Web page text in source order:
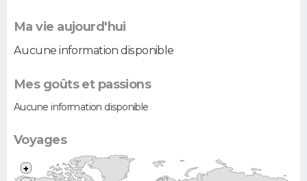
Ma vie aujourd'hui
Aucune information disponible
Mes goûts et passions
Aucune information disponible
Voyages
+